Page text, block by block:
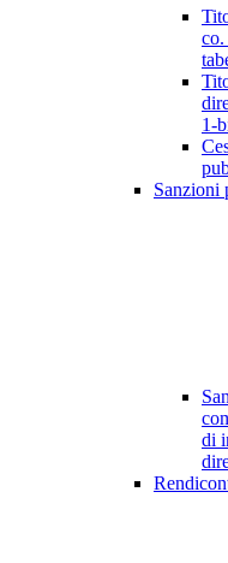
co.
1-
Sanzioni
di